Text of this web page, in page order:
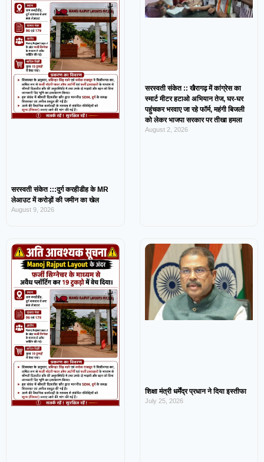
सरस्वती संकेत :::दुर्ग करहीडीह के MR
लेआउट में करोड़ों की जमीन का खेल
August 9, 2026
सरस्वती संकेत :: खैरागढ़ में कांग्रेस का
स्मार्ट मीटर हटाओ अभियान तेज, घर-घर
पहुंचकर भरवाए जा रहे फॉर्म, महंगी बिजली
को लेकर भाजपा सरकार पर तीखा हमला
August 2, 2026
शिक्षा मंत्री धर्मेंद्र प्रधान ने दिया इस्तीफा
July 25, 2026